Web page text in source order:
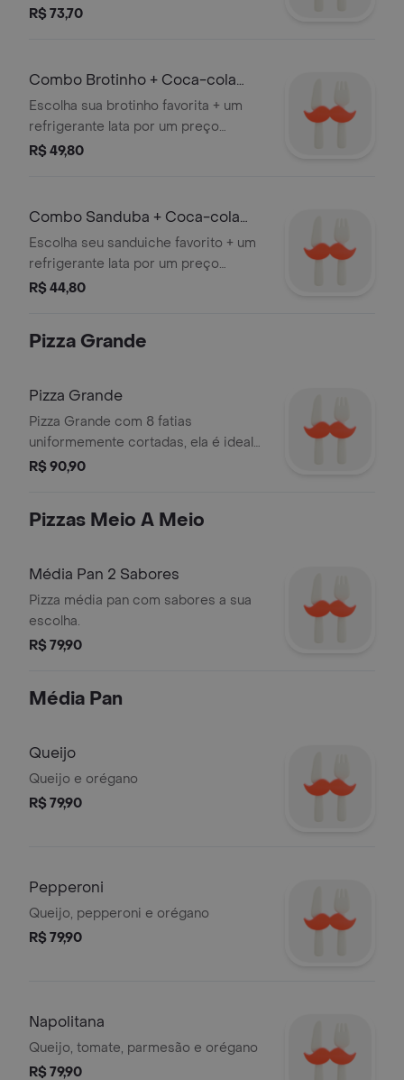
preço especial!
R$ 73,70
Combo Brotinho + Coca-cola
Lata (Brotif)
Escolha sua brotinho favorita + um
refrigerante lata por um preço
especial!
R$ 49,80
Combo Sanduba + Coca-cola
Lata (Sandif27)
Escolha seu sanduiche favorito + um
refrigerante lata por um preço
especial!
R$ 44,80
Pizza Grande
Pizza Grande
Pizza Grande com 8 fatias
uniformemente cortadas, ela é ideal
para compartilhar momentos alegres
satisfação. Desfrute desta obra de
R$ 90,90
Pizzas Meio A Meio
Média Pan 2 Sabores
Pizza média pan com sabores a sua
escolha.
R$ 79,90
Média Pan
Queijo
Queijo e orégano
R$ 79,90
Pepperoni
Queijo, pepperoni e orégano
R$ 79,90
Napolitana
Queijo, tomate, parmesão e orégano
R$ 79,90